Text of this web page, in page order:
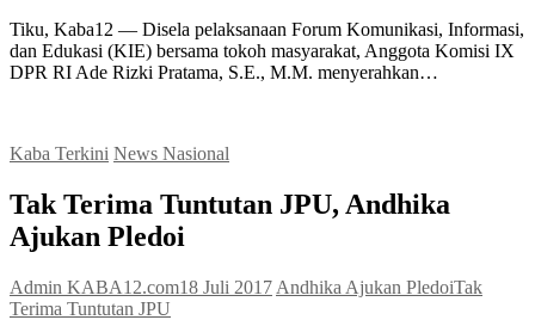
Tiku, Kaba12 — Disela pelaksanaan Forum Komunikasi, Informasi,
dan Edukasi (KIE) bersama tokoh masyarakat, Anggota Komisi IX
DPR RI Ade Rizki Pratama, S.E., M.M. menyerahkan…
Kaba Terkini News Nasional
Tak Terima Tuntutan JPU, Andhika
Ajukan Pledoi
Admin KABA12.com18 Juli 2017 Andhika Ajukan PledoiTak
Terima Tuntutan JPU